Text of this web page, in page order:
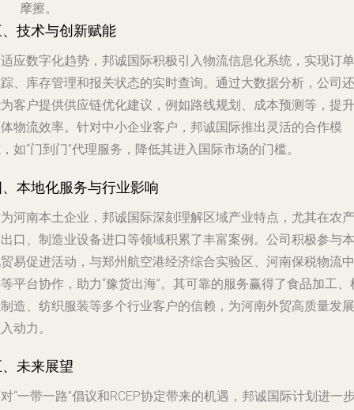
摩擦。
技术与创新赋能
应数字化趋势，邦诚国际积极引入物流信息化系统，实现订单
、库存管理和报关状态的实时查询。通过大数据分析，公司还
客户提供供应链优化建议，例如路线规划、成本预测等，提升
物流效率。针对中小企业客户，邦诚国际推出灵活的合作模
如“门到门”代理服务，降低其进入国际市场的门槛。
本地化服务与行业影响
河南本土企业，邦诚国际深刻理解区域产业特点，尤其在农产
口、制造业设备进口等领域积累了丰富案例。公司积极参与本
易促进活动，与郑州航空港经济综合实验区、河南保税物流中
平台协作，助力“豫货出海”。其可靠的服务赢得了食品加工、
造、纺织服装等多个行业客户的信赖，为河南外贸高质量发展
动力。
未来展望
“一带一路”倡议和RCEP协定带来的机遇，邦诚国际计划进一